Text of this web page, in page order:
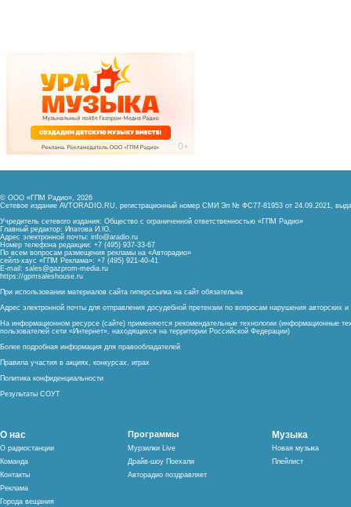
© ООО «ГПМ Радио», 2026
Сетевое издание AVTORADIO.RU, регистрационный номер СМИ Эл № ФС77-81953 от 24.09.2021,
Учредитель сетевого издания: Общество с ограниченной ответственностью «ГПМ Радио»
Главный редактор: Ипатова И.Ю.
Адрес электронной почты: info@aradio.ru
Номер телефона редакции: +7 (495) 937-33-67
По всем вопросам размещения рекламы на «Авторадио»
сейлз-хаус «ГПМ Реклама»: +7 (495) 921-40-41
E-mail: sales@gazprom-media.ru
https://gpmsaleshouse.ru
При использовании материалов сайта гиперссылка на сайт обязательна
Адрес электронной почты для отправления досудебной претензии по вопросам нарушения авторских
На информационном ресурсе (сайте) применяются рекомендательные технологии (информационные
пользователей сети «Интернет», находящихся на территории Российской Федерации)
Более подробная информация для правообладателей
Правила участия в акциях, конкурсах, играх
Политика конфиденциальности
Результаты СОУТ
О нас
О радиостанции
Команда
Контакты
Реклама
Города вещания
Программы
Мурзилки Live
Драйв-шоу Поехали
Авторадио поздравляет
Музыка
Новая музыка
Плейлист